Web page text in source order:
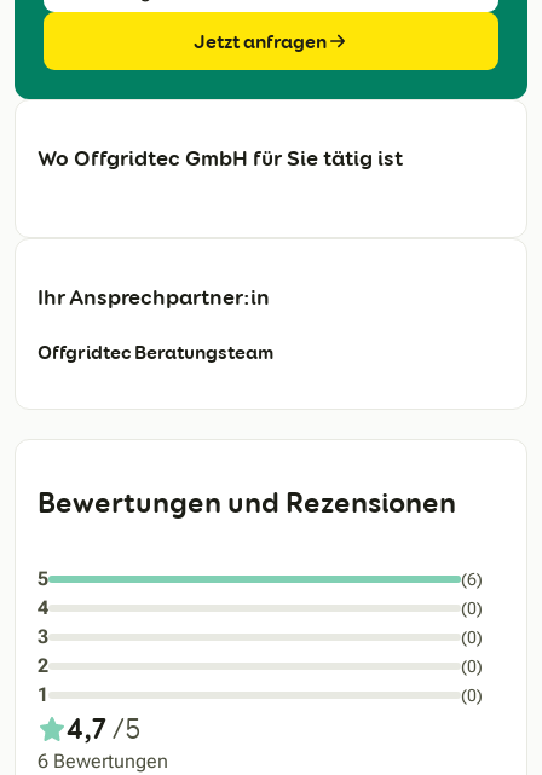
Bewertungen und Rezensionen
5 (6)
4 (0)
3 (0)
2 (0)
1 (0)
4,7/5
6 Bewertungen
Jetzt anfragen
Wo Offgridtec GmbH für Sie tätig ist
Ihr Ansprechpartner:in
Offgridtec Beratungsteam